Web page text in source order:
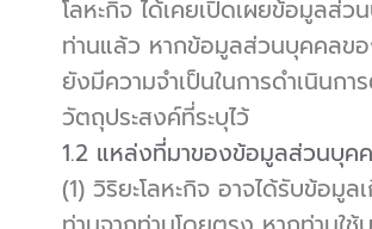
โลหะกิจ ได้เคยเปิดเผยข้อมูลส่
ท่านแล้ว หากข้อมูลส่วนบุคคลข
ยังมีความจำเป็นในการดำเนินกา
วัตถุประสงค์ที่ระบุไว้
1.2 แหล่งที่มาของข้อมูลส่วนบุค
(1) วิริยะโลหะกิจ อาจได้รับข้อมูล